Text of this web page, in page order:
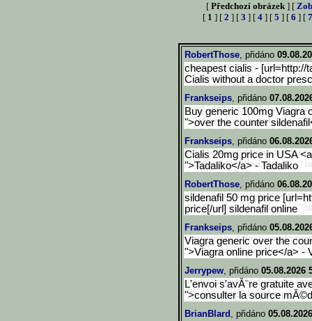
[ Předchozí obrázek ] [
[ 1 ] [ 2 ] [ 3 ] [ 4 ] [ 5 ] [ 6 ] [ 7
RobertThose, přidáno
cheapest cialis - [url=http://
Cialis without a doctor
Frankseips, přidáno
Buy generic 100mg Viagra
">over the counter
Frankseips, přidáno
Cialis 20mg price in USA
">Tadaliko</a> - Tadaliko
RobertThose, přidáno
sildenafil 50 mg price
price[/url] sildenafil online
Frankseips, přidáno
Viagra generic over the
">Viagra online price</a> -
Jerrypew, přidáno 05.08.2026
L'envoi s'avĂ¨re gratuite
">consulter la source
BrianBlard , přidáno